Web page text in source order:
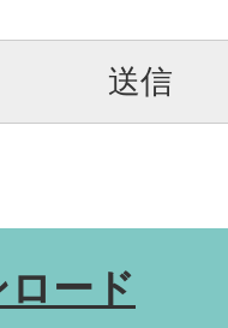
ード